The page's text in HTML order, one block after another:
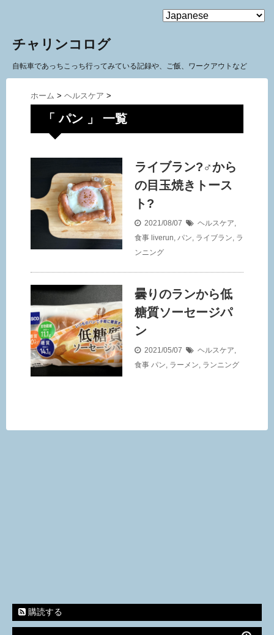
MENU
チャリンコログ
自転車であっちこっち行ってみている記録や、ご飯、ワークアウトなど
ホーム > ヘルスケア >
「 パン 」 一覧
ライブラン?‍♂️から
の目玉焼きトース
ト?
2021/08/07 ヘルスケア,
食事 liverun, パン, ライブラン, ラ
ンニング
曇りのランから低
糖質ソーセージパ
ン
2021/05/07 ヘルスケア,
食事 パン, ラーメン, ランニング
購読する